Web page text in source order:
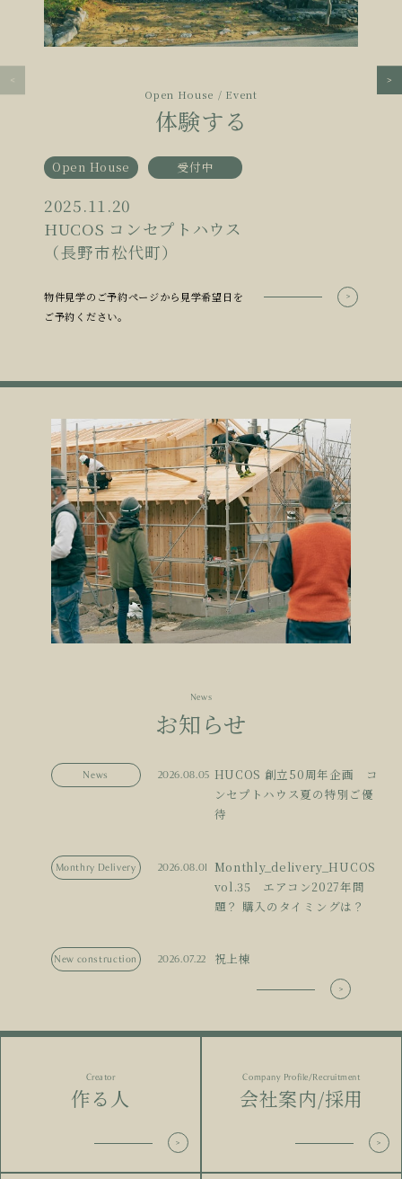
Open House / Event
体験する
Open House 受付中
2025.11.20
HUCOS コンセプトハウス
（長野市松代町）
物件見学のご予約ページから見学希望日を
ご予約ください。
News
お知らせ
News 2026.08.05 HUCOS 創立50周年企画 コ
ンセプトハウス夏の特別ご優
待
Monthry Delivery 2026.08.01
Monthly_delivery_HUCOS
vol.35 エアコン2027年問
題？ 購入のタイミングは？
New construction 2026.07.22 祝上棟
Creator
作る人
Company Profile/Recruitment
会社案内/採用